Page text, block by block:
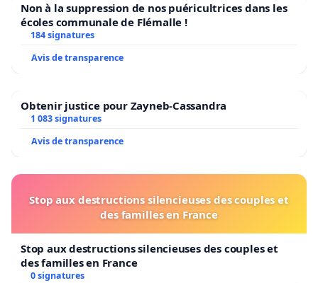
Non à la suppression de nos puéricultrices dans les
écoles communale de Flémalle !
184 signatures
Avis de transparence
Obtenir justice pour Zayneb-Cassandra
1 083 signatures
Avis de transparence
Stop aux destructions silencieuses des couples et
des familles en France
Stop aux destructions silencieuses des couples et
des familles en France
0 signatures